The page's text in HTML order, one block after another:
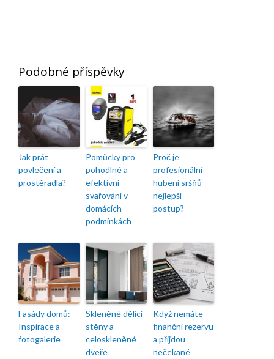
Podobné příspěvky
Jak prát
povlečení a
prostěradla?
Pomůcky pro
pohodlné a
efektivní
svařování v
domácích
podmínkách
Proč je
profesionální
hubení sršňů
nejlepší
postup?
Fasády domů:
Inspirace a
fotogalerie
Skleněné dělicí
stěny a
celoskleněné
dveře
Když nemáte
finanční rezervu
a přijdou
nečekané